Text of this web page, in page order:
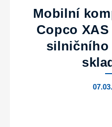
Mobilní
Copco
silničního